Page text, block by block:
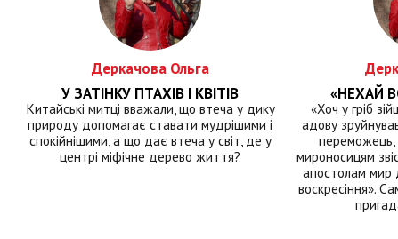
Деркачова Ольга
У ЗАТІНКУ ПТАХІВ І КВІТІВ
Китайські митці вважали, що втеча у дику
природу допомагає ставати мудрішими і
спокійнішими, а що дає втеча у світ, де у
центрі міфічне дерево життя?
«НЕХАЙ
«Хоч у гріб
адову
мироносицям
апостолам
воскресіння».